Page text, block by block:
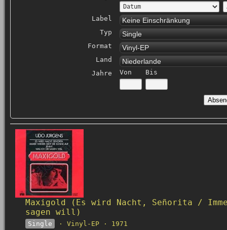
Label Keine Einschränkung
Typ Single
Format Vinyl-EP
Land Niederlande
Jahre Von Bis
Maxigold (Es wird Nacht, Señorita /
sagen will)
Single
· Vinyl-EP · 1971